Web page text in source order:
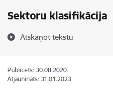
Sektoru klasifikācija
Atskaņot tekstu
Publicēts: 30.08.2020.
Atjaunināts: 31.01.2023.